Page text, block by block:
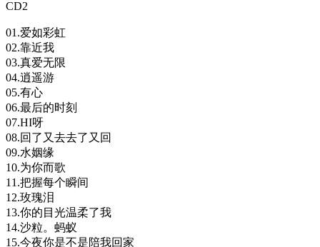
CD2
01.爱如彩虹
02.靠近我
03.真爱无限
04.逍遥游
05.有心
06.最后的时刻
07.HI呀
08.回了又去去了又回
09.水姻缘
10.为你而歌
11.把握每个瞬间
12.玫瑰泪
13.你的目光温柔了我
14.沙粒。蚂蚁
15.今夜你是不是陪我回家